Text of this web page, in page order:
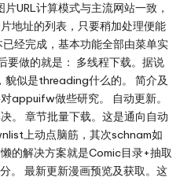
URL计算模式与主流网站一致，
地址的列表，只要稍加处理便能
经完成，基本功能全部由菜单实
要做的就是： 多线程下载。据说
似是threading什么的。 简介及
appuifw做些研究。 自动更新。
。 章节批量下载。这是通向自动
上动点脑筋，其次schnam如
的解决方案就是Comic目录+抽取
。 最新更新漫画预览及获取。这